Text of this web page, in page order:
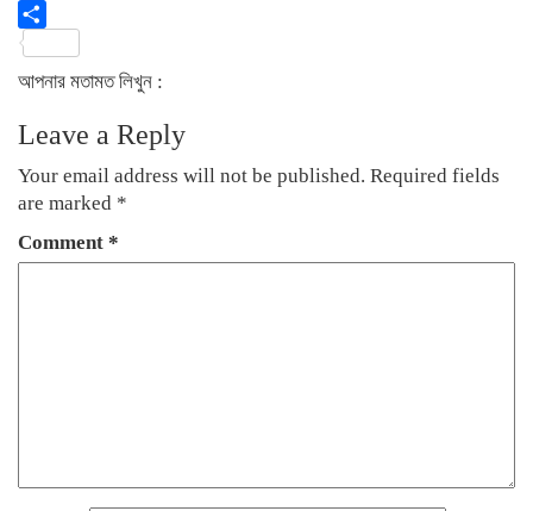
Viber
আপনার মতামত লিখুন :
Leave a Reply
Your email address will not be published. Required fields
are marked *
Comment *